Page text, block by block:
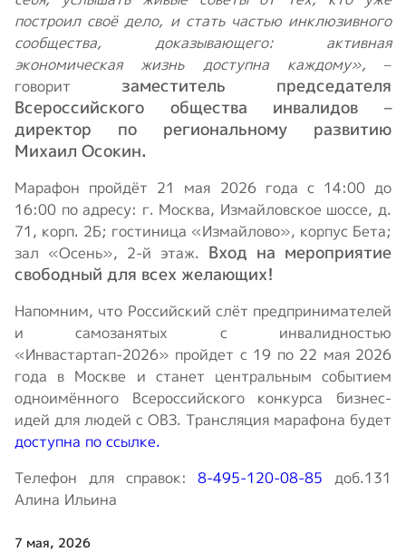
построил своё дело, и стать частью инклюзивного
сообщества, доказывающего: активная
экономическая жизнь доступна каждому», –
говорит заместитель председателя
Всероссийского общества инвалидов –
директор по региональному развитию
Михаил Осокин.
Марафон пройдёт 21 мая 2026 года с 14:00 до
16:00 по адресу: г. Москва, Измайловское шоссе, д.
71, корп. 2Б; гостиница «Измайлово», корпус Бета;
зал «Осень», 2-й этаж. Вход на мероприятие
свободный для всех желающих!
Напомним, что Российский слёт предпринимателей
и самозанятых с инвалидностью
«Инвастартап-2026» пройдет с 19 по 22 мая 2026
года в Москве и станет центральным событием
одноимённого Всероссийского конкурса бизнес-
идей для людей с ОВЗ. Трансляция марафона будет
доступна по ссылке.
Телефон для справок:8-495-120-08-85
доб.131
Алина Ильина
7 мая, 2026